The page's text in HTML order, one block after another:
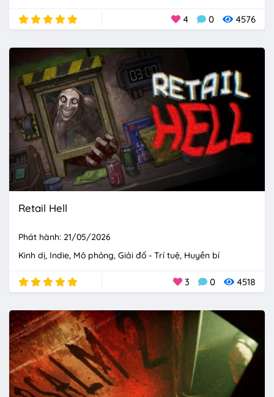
4 0 4576
Retail Hell
Phát hành: 21/05/2026
Kinh dị Indie Mô phỏng Giải đố - Trí tuệ Huyền bí
3 0 4518